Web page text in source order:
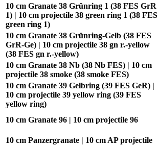
10 cm Granate 38 Grünring 1 (38 FES GrR
1) | 10 cm projectile 38 green ring 1 (38 FES
green ring 1)
10 cm Granate 38 Grünring-Gelb (38 FES
GrR-Ge) | 10 cm projectile 38 gn r.-yellow
(38 FES gn r.-yellow)
10 cm Granate 38 Nb (38 Nb FES) | 10 cm
projectile 38 smoke (38 smoke FES)
10 cm Granate 39 Gelbring (39 FES GeR) |
10 cm projectile 39 yellow ring (39 FES
yellow ring)
10 cm Granate 96 | 10 cm projectile 96
10 cm Panzergranate | 10 cm AP projectile